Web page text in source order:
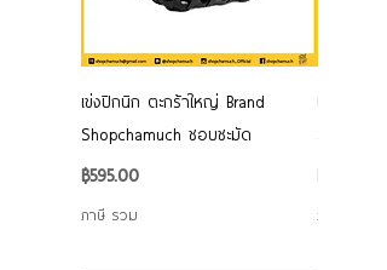
เข่งปิกนิก ตะกร้าใหญ่ Brand
Shopchamuch ชอบชะมัด
ราคา
฿595.00
ภาษี รวม
เข่งปิกนิก
ราคา
฿595.00
ภาษี รวม